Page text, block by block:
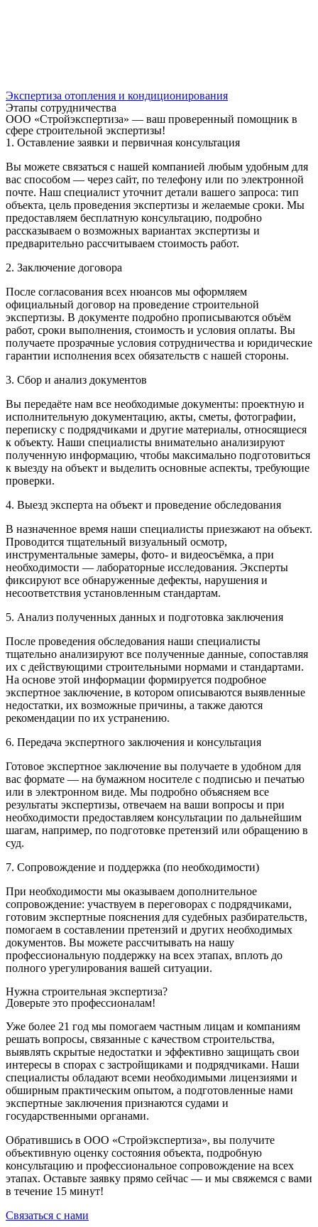
Экспертиза отопления и кондиционирования
Этапы сотрудничества
ООО «Стройэкспертиза» — ваш проверенный помощник в
сфере строительной экспертизы!
1. Оставление заявки и первичная консультация
Вы можете связаться с нашей компанией любым удобным для
вас способом — через сайт, по телефону или по электронной
почте. Наш специалист уточнит детали вашего запроса: тип
объекта, цель проведения экспертизы и желаемые сроки. Мы
предоставляем бесплатную консультацию, подробно
рассказываем о возможных вариантах экспертизы и
предварительно рассчитываем стоимость работ.
2. Заключение договора
После согласования всех нюансов мы оформляем
официальный договор на проведение строительной
экспертизы. В документе подробно прописываются объём
работ, сроки выполнения, стоимость и условия оплаты. Вы
получаете прозрачные условия сотрудничества и юридические
гарантии исполнения всех обязательств с нашей стороны.
3. Сбор и анализ документов
Вы передаёте нам все необходимые документы: проектную и
исполнительную документацию, акты, сметы, фотографии,
переписку с подрядчиками и другие материалы, относящиеся
к объекту. Наши специалисты внимательно анализируют
полученную информацию, чтобы максимально подготовиться
к выезду на объект и выделить основные аспекты, требующие
проверки.
4. Выезд эксперта на объект и проведение обследования
В назначенное время наши специалисты приезжают на объект.
Проводится тщательный визуальный осмотр,
инструментальные замеры, фото- и видеосъёмка, а при
необходимости — лабораторные исследования. Эксперты
фиксируют все обнаруженные дефекты, нарушения и
несоответствия установленным стандартам.
5. Анализ полученных данных и подготовка заключения
После проведения обследования наши специалисты
тщательно анализируют все полученные данные, сопоставляя
их с действующими строительными нормами и стандартами.
На основе этой информации формируется подробное
экспертное заключение, в котором описываются выявленные
недостатки, их возможные причины, а также даются
рекомендации по их устранению.
6. Передача экспертного заключения и консультация
Готовое экспертное заключение вы получаете в удобном для
вас формате — на бумажном носителе с подписью и печатью
или в электронном виде. Мы подробно объясняем все
результаты экспертизы, отвечаем на ваши вопросы и при
необходимости предоставляем консультации по дальнейшим
шагам, например, по подготовке претензий или обращению в
суд.
7. Сопровождение и поддержка (по необходимости)
При необходимости мы оказываем дополнительное
сопровождение: участвуем в переговорах с подрядчиками,
готовим экспертные пояснения для судебных разбирательств,
помогаем в составлении претензий и других необходимых
документов. Вы можете рассчитывать на нашу
профессиональную поддержку на всех этапах, вплоть до
полного урегулирования вашей ситуации.
Нужна строительная экспертиза?
Доверьте это профессионалам!
Уже более 21 год мы помогаем частным лицам и компаниям
решать вопросы, связанные с качеством строительства,
выявлять скрытые недостатки и эффективно защищать свои
интересы в спорах с застройщиками и подрядчиками. Наши
специалисты обладают всеми необходимыми лицензиями и
обширным практическим опытом, а подготовленные нами
экспертные заключения признаются судами и
государственными органами.
Обратившись в ООО «Стройэкспертиза», вы получите
объективную оценку состояния объекта, подробную
консультацию и профессиональное сопровождение на всех
этапах. Оставьте заявку прямо сейчас — и мы свяжемся с вами
в течение 15 минут!
Связаться с нами